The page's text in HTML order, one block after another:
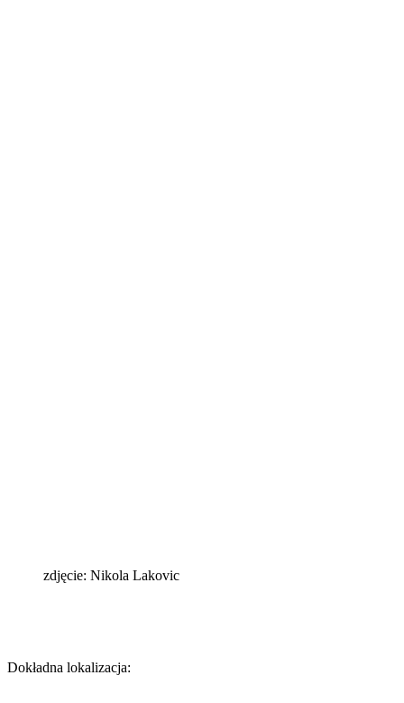
zdjęcie: Nikola Lakovic
Dokładna lokalizacja: